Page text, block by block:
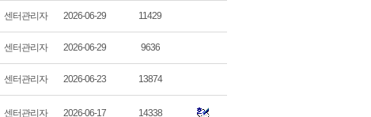
센터관리자 2026-06-29 11429
센터관리자 2026-06-29 9636
센터관리자 2026-06-23 13874
센터관리자 2026-06-17 14338